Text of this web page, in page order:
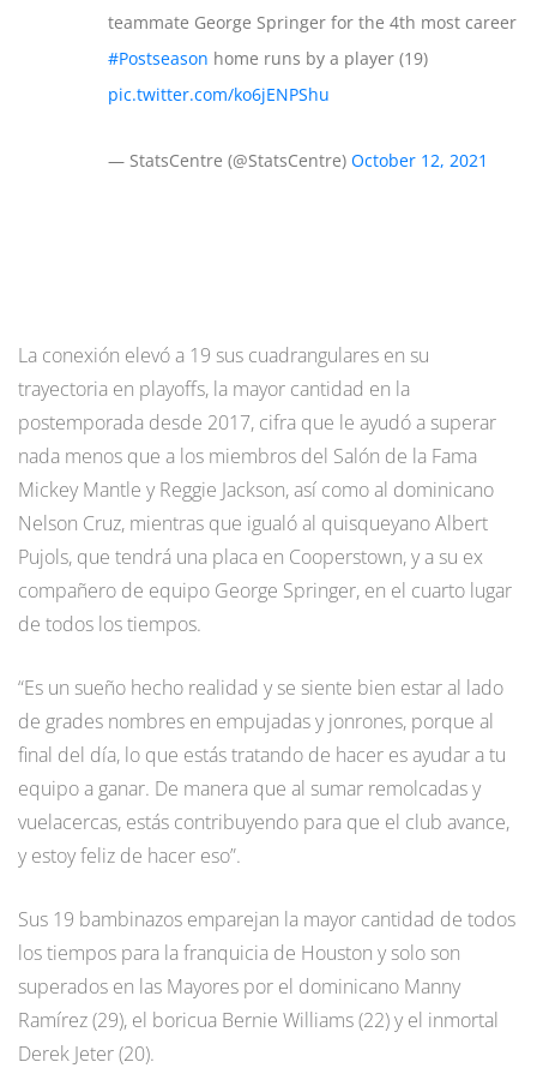
teammate George Springer for the 4th most career
#Postseason home runs by a player (19)
pic.twitter.com/ko6jENPShu
— StatsCentre (@StatsCentre) October 12, 2021
La conexión elevó a 19 sus cuadrangulares en su
trayectoria en playoffs, la mayor cantidad en la
postemporada desde 2017, cifra que le ayudó a superar
nada menos que a los miembros del Salón de la Fama
Mickey Mantle y Reggie Jackson, así como al dominicano
Nelson Cruz, mientras que igualó al quisqueyano Albert
Pujols, que tendrá una placa en Cooperstown, y a su ex
compañero de equipo George Springer, en el cuarto lugar
de todos los tiempos.
“Es un sueño hecho realidad y se siente bien estar al lado
de grades nombres en empujadas y jonrones, porque al
final del día, lo que estás tratando de hacer es ayudar a tu
equipo a ganar. De manera que al sumar remolcadas y
vuelacercas, estás contribuyendo para que el club avance,
y estoy feliz de hacer eso”.
Sus 19 bambinazos emparejan la mayor cantidad de todos
los tiempos para la franquicia de Houston y solo son
superados en las Mayores por el dominicano Manny
Ramírez (29), el boricua Bernie Williams (22) y el inmortal
Derek Jeter (20).